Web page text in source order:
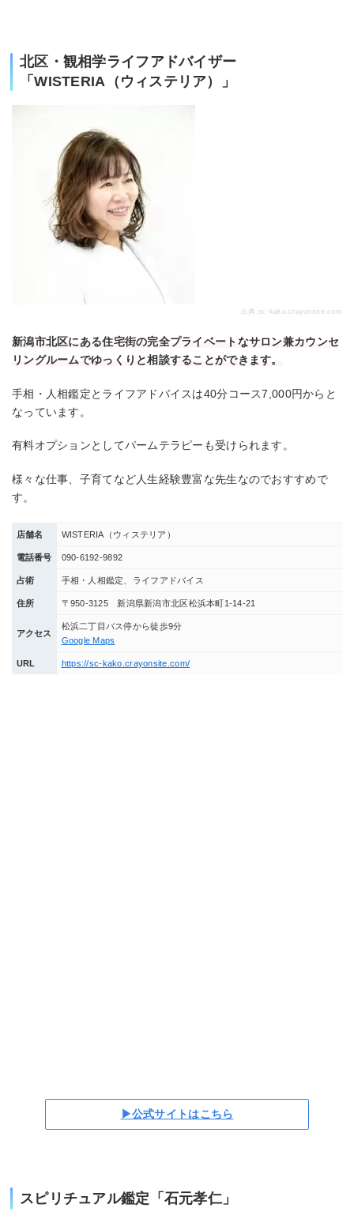
北区・観相学ライフアドバイザー
「WISTERIA（ウィステリア）」
出典: sc-kako.crayonsite.com
新潟市北区にある住宅街の完全プライベートなサロン兼カウンセ
リングルームでゆっくりと相談することができます。
手相・人相鑑定とライフアドバイスは40分コース7,000円からと
なっています。
有料オプションとしてパームテラピーも受けられます。
様々な仕事、子育てなど人生経験豊富な先生なのでおすすめで
す。
店舗名 WISTERIA（ウィステリア）
電話番号 090-6192-9892
占術 手相・人相鑑定、ライフアドバイス
住所 〒950-3125 新潟県新潟市北区松浜本町1-14-21
アクセス
松浜二丁目バス停から徒歩9分
Google Maps
URL https://sc-kako.crayonsite.com/
▶公式サイトはこちら
スピリチュアル鑑定「石元孝仁」